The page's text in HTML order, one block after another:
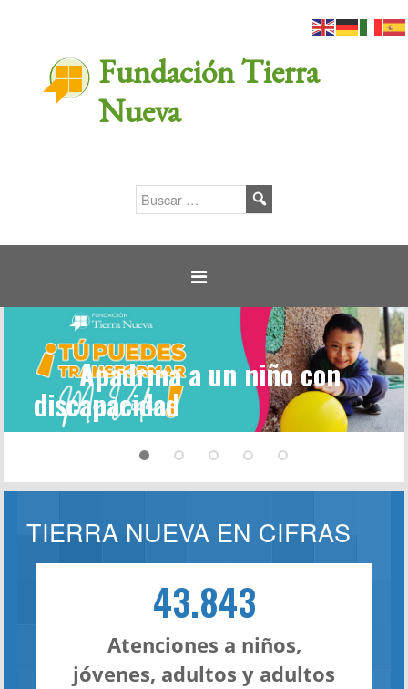
Fundación Tierra
Nueva
Apadrina a un niño con
discapacidad
TIERRA NUEVA EN CIFRAS
43.843
Atenciones a niños,
jóvenes, adultos y adultos